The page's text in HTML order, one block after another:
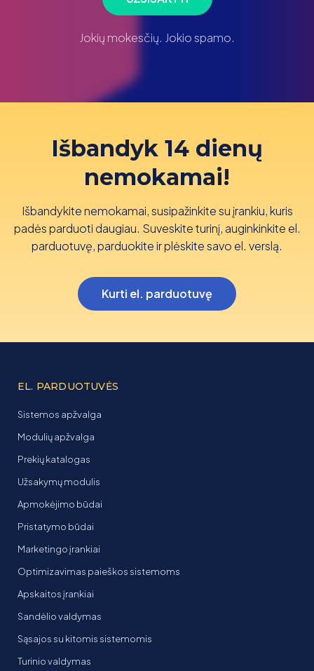
Jokių mokesčių. Jokio spamo.
Išbandyk 14 dienų
nemokamai!
Išbandykite nemokamai, susipažinkite su įrankiu, kuris
padės parduoti daugiau. Suveskite turinį, auginkinkite el.
parduotuvę, parduokite ir plėskite savo el. verslą.
Kurti el. parduotuvę
EL. PARDUOTUVĖS
Sistemos apžvalga
Modulių apžvalga
Prekių katalogas
Užsakymų modulis
Apmokėjimo būdai
Pristatymo būdai
Marketingo įrankiai
Optimizavimas paieškos sistemoms
Apskaitos įrankiai
Sandėlio valdymas
Sąsajos su kitomis sistemomis
Turinio valdymas